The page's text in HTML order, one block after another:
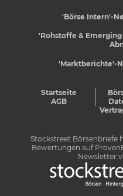
'Börse Intern'-
'Rohstoffe &
'Marktberichte'-
Startseite
AGB
Stockstreet Börsenbriefe
Bewertungen auf
Newsletter